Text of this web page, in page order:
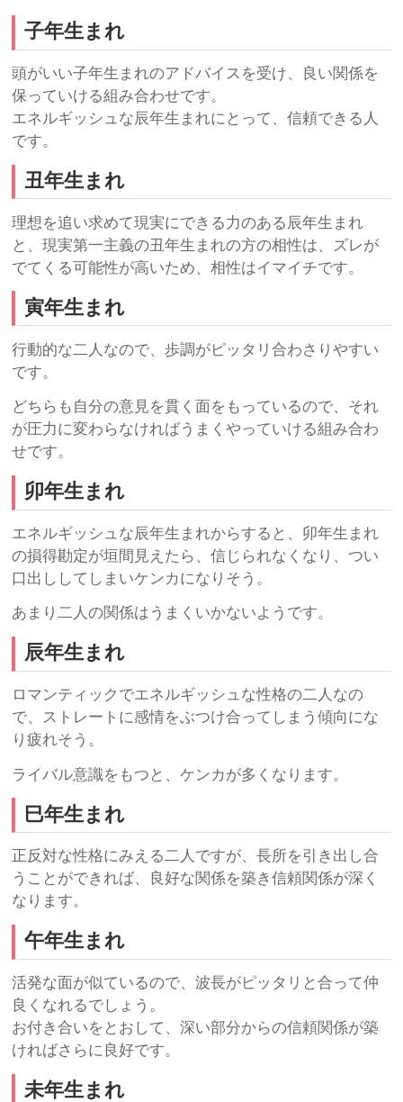
子年生まれ
頭がいい子年生まれのアドバイスを受け、良い関係を
保っていける組み合わせです。
エネルギッシュな辰年生まれにとって、信頼できる人
です。
丑年生まれ
理想を追い求めて現実にできる力のある辰年生まれ
と、現実第一主義の丑年生まれの方の相性は、ズレが
でてくる可能性が高いため、相性はイマイチです。
寅年生まれ
行動的な二人なので、歩調がピッタリ合わさりやすい
です。
どちらも自分の意見を貫く面をもっているので、それ
が圧力に変わらなければうまくやっていける組み合わ
せです。
卯年生まれ
エネルギッシュな辰年生まれからすると、卯年生まれ
の損得勘定が垣間見えたら、信じられなくなり、つい
口出ししてしまいケンカになりそう。
あまり二人の関係はうまくいかないようです。
辰年生まれ
ロマンティックでエネルギッシュな性格の二人なの
で、ストレートに感情をぶつけ合ってしまう傾向にな
り疲れそう。
ライバル意識をもつと、ケンカが多くなります。
巳年生まれ
正反対な性格にみえる二人ですが、長所を引き出し合
うことができれば、良好な関係を築き信頼関係が深く
なります。
午年生まれ
活発な面が似ているので、波長がピッタリと合って仲
良くなれるでしょう。
お付き合いをとおして、深い部分からの信頼関係が築
ければさらに良好です。
未年生まれ